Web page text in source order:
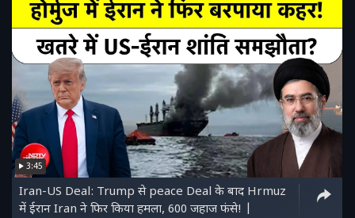
3:45
Iran-US Deal: Trump से peace Deal के बाद Hrmuz
में ईरान Iran ने फिर किया हमला, 600 जहाज फंसे! |